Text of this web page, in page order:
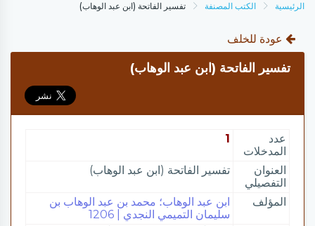
الرئيسية الكتب المصنفة تفسير الفاتحة (ابن عبد الوهاب)
عودة للخلف
تفسير الفاتحة (ابن عبد الوهاب)
عدد
المدخلات
1
العنوان
التفصيلي
تفسير الفاتحة (ابن عبد الوهاب)
المؤلف
ابن عبد الوهاب؛ محمد بن عبد الوهاب بن
سليمان التميمي النجدي | 1206